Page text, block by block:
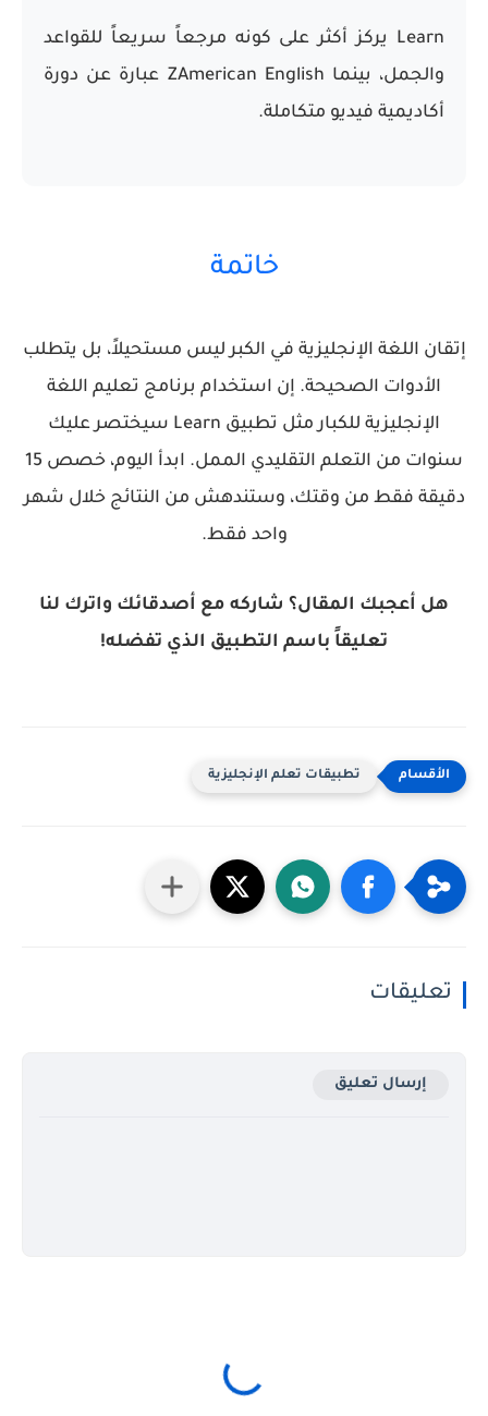
Learn يركز أكثر على كونه مرجعاً سريعاً للقواعد
والجمل، بينما ZAmerican English عبارة عن دورة
أكاديمية فيديو متكاملة.
خاتمة
إتقان اللغة الإنجليزية في الكبر ليس مستحيلاً، بل يتطلب
الأدوات الصحيحة. إن استخدام برنامج تعليم اللغة
الإنجليزية للكبار
مثل تطبيق Learn سيختصر عليك
سنوات من التعلم التقليدي الممل. ابدأ اليوم، خصص 15
دقيقة فقط من وقتك، وستندهش من النتائج خلال شهر
واحد فقط.
هل أعجبك المقال؟ شاركه مع أصدقائك واترك لنا
تعليقاً باسم التطبيق الذي تفضله!
تطبيقات تعلم الإنجليزية
تعليقات
إرسال تعليق